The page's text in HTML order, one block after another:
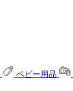
ベビー用品